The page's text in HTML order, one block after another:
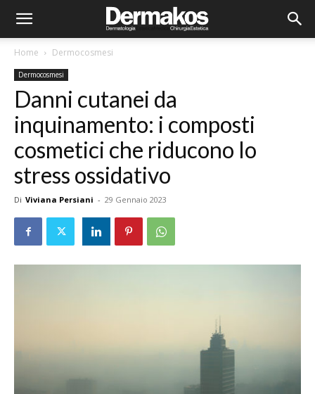
Home Dermocosmesi
Dermocosmesi
Danni cutanei da
inquinamento: i composti
cosmetici che riducono lo
stress ossidativo
Di Viviana Persiani - 29 Gennaio 2023